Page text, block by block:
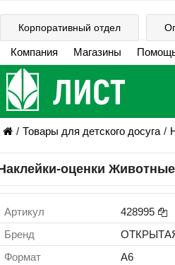
Корпоративный отдел
Компания Магазины
Товары для детского досуга
оценки Животные
Артикул
428995
Бренд
Формат
А6